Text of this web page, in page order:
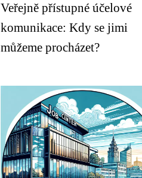
Veřejně přístupné účelové
komunikace: Kdy se jimi
můžeme procházet?